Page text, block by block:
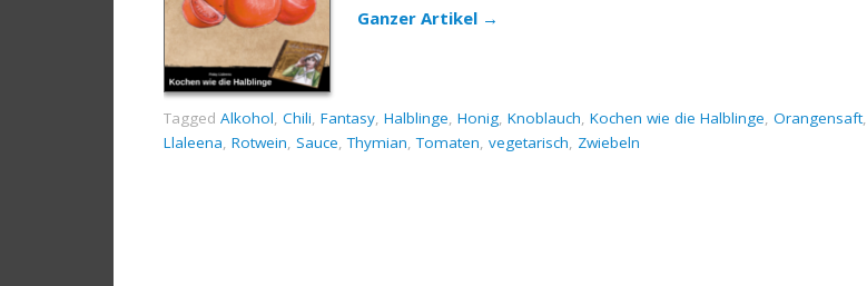
Ganzer Artikel →
Tagged Alkohol, Chili, Fantasy, Halblinge, Honig, Knoblauch, Kochen wie die Halblinge, Orangensaft,
Llaleena, Rotwein, Sauce,Thymian,Tomaten, vegetarisch, Zwiebeln